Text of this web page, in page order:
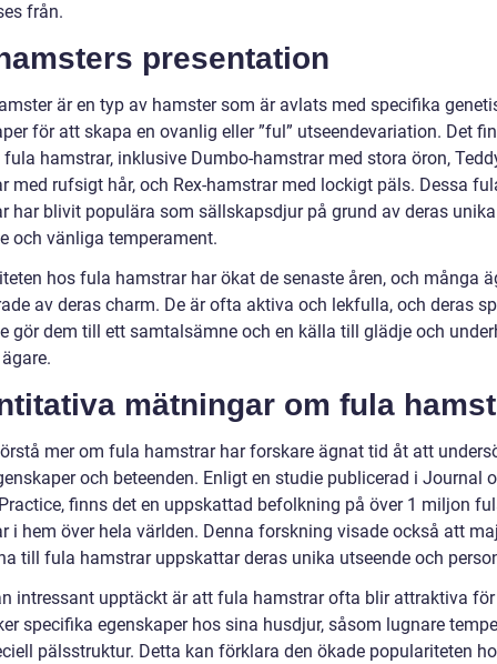
från.
presentation
är en typ av hamster som är avlats med specifika
för att skapa en ovanlig eller ”ful” utseendevariation. Det
fula hamstrar, inklusive Dumbo-hamstrar med stora öron,
med rufsigt hår, och Rex-hamstrar med lockigt päls. Dessa
har blivit populära som sällskapsdjur på grund av deras unika
och vänliga temperament.
hos fula hamstrar har ökat de senaste åren, och många
av deras charm. De är ofta aktiva och lekfulla, och deras
gör dem till ett samtalsämne och en källa till glädje och
mätningar om fula
mer om fula hamstrar har forskare ägnat tid åt att
och beteenden. Enligt en studie publicerad i Journal
finns det en uppskattad befolkning på över 1 miljon
i hem över hela världen. Denna forskning visade också att
till fula hamstrar uppskattar deras unika utseende och
intressant upptäckt är att fula hamstrar ofta blir attraktiva
specifika egenskaper hos sina husdjur, såsom lugnare
pälsstruktur. Detta kan förklara den ökade populariteten